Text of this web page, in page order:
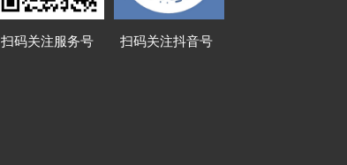
扫码关注服务号 扫码关注抖音号